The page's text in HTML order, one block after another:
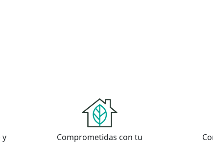
y
Comprometidas con tu